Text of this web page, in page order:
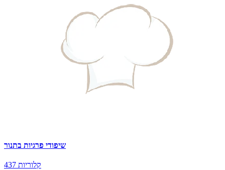
שיפודי פרגיות בתנור
437 קלוריות